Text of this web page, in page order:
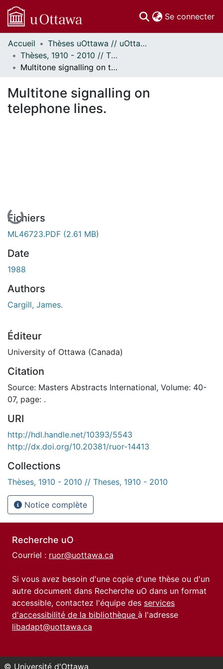
Se connecter
Communautés
et collections
Parcourir
À propos
Accueil
Thèses uOttawa // uOttawa Theses
Thèses, 1910 - 2010 // Theses, 1910 - 2010
Multitone signalling on telephone lines.
Multitone signalling on
telephone lines.
Fichiers
ML46723.PDF (2.61 MB)
Date
1988
Authors
Cargill, James.
Éditeur
University of Ottawa (Canada)
Citation
Source: Masters Abstracts International, Volume: 40-
07, page: .
URI
http://hdl.handle.net/10393/5543
http://dx.doi.org/10.20381/ruor-14413
Collections
Thèses, 1910 - 2010 // Theses, 1910 - 2010
Notice complète
Recherche uO
Courriel : ruor@uottawa.ca
Si vous avez besoin d'une copie d'une thèse ou d'un
autre document dans Recherche uO dans un format
accessible, contactez l'équipe des services
d'accessibilité de la bibliothèque à l'adresse
libadapt@uottawa.ca
© Université d'Ottawa